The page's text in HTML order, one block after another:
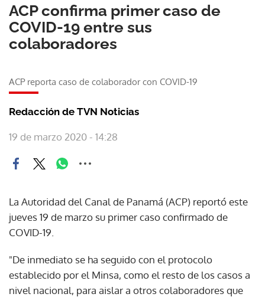
ACP confirma primer caso de
COVID-19 entre sus
colaboradores
ACP reporta caso de colaborador con COVID-19
Redacción de TVN Noticias
19 de marzo 2020 - 14:28
La Autoridad del Canal de Panamá (ACP) reportó este
jueves 19 de marzo su primer caso confirmado de
COVID-19.
"De inmediato se ha seguido con el protocolo
establecido por el Minsa, como el resto de los casos a
nivel nacional, para aislar a otros colaboradores que